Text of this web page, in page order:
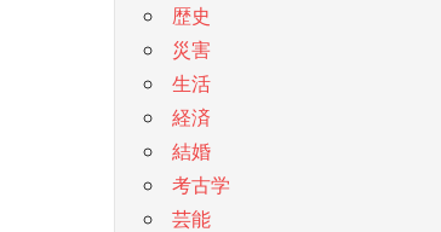
歴史
災害
生活
経済
結婚
考古学
芸能